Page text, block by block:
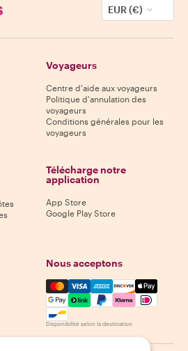
EUR (€)
Voyageurs
Centre d'aide aux voyageurs
Politique d'annulation des
voyageurs
Conditions générales pour les
voyageurs
Télécharge notre
application
App Store
Google Play Store
Nous acceptons
Mastercard, Visa, Amex,
Disponibilité selon la destination